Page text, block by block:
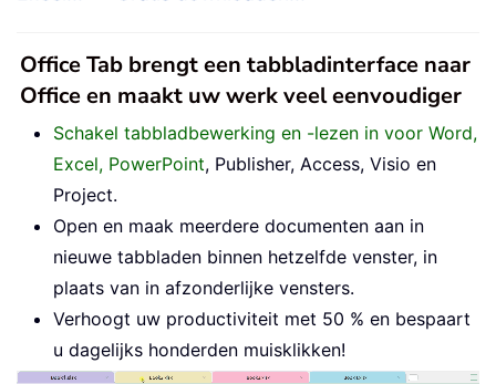
Office Tab brengt een tabbladinterface naar
Office en maakt uw werk veel eenvoudiger
Schakel tabbladbewerking en -lezen in voor Word,
Excel, PowerPoint, Publisher, Access, Visio en
Project.
Open en maak meerdere documenten aan in
nieuwe tabbladen binnen hetzelfde venster, in
plaats van in afzonderlijke vensters.
Verhoogt uw productiviteit met 50 % en bespaart
u dagelijks honderden muisklikken!